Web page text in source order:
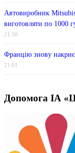
Автовиробник
виготовляти по 1000
21:30
Францію знову накриє
21:01
Допомога ІА